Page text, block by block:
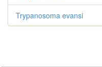
Trypanosoma evansi